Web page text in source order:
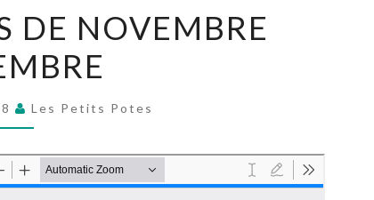
MERCREDIS
DE
NOVEMBRE
DÉCEMBRE
DE NOVEMBRE
Les Petits Potes